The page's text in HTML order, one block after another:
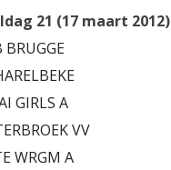
21 (17 maart 2012)
BRUGGE
GIRLS A
VV
WRGM A